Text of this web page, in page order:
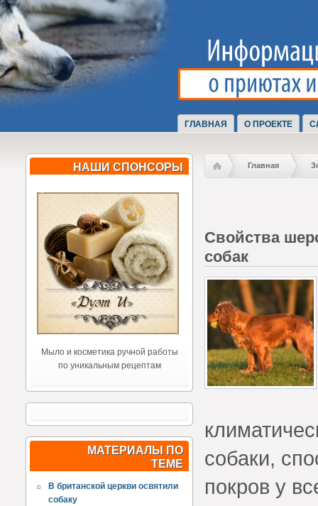
ГЛАВНАЯ О ПРОЕКТЕ
НАШИ СПОНСОРЫ
Мыло и косметика ручной работы
по уникальным рецептам
МАТЕРИАЛЫ ПО
ТЕМЕ
В британской церкви освятили
собаку
Главная
Свойства
собак
собаки,
покров у